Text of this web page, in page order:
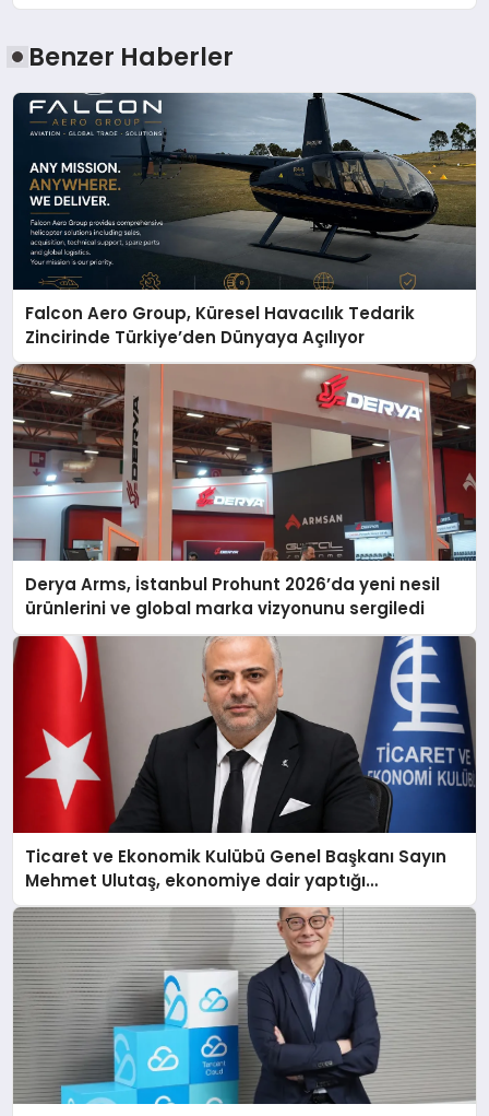
Benzer Haberler
Falcon Aero Group, Küresel Havacılık Tedarik
Zincirinde Türkiye’den Dünyaya Açılıyor
Derya Arms, İstanbul Prohunt 2026’da yeni nesil
ürünlerini ve global marka vizyonunu sergiledi
Ticaret ve Ekonomik Kulübü Genel Başkanı Sayın
Mehmet Ulutaş, ekonomiye dair yaptığı
açıklamada şunları kaydetti: